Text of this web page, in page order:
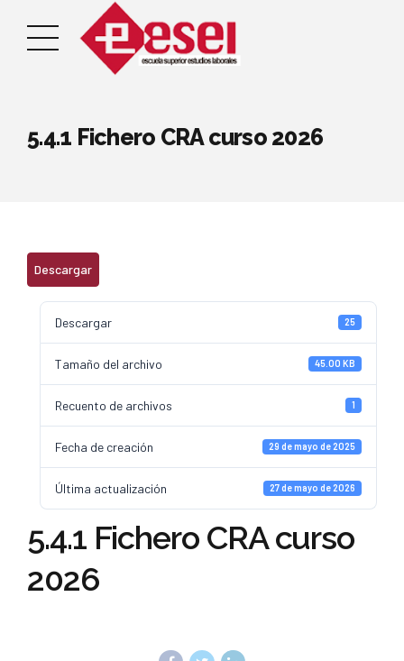
5.4.1 Fichero CRA curso 2026
Descargar
Descargar 25
Tamaño del archivo 45.00 KB
Recuento de archivos 1
Fecha de creación 29 de mayo de 2025
Última actualización 27 de mayo de 2026
5.4.1 Fichero CRA curso
2026